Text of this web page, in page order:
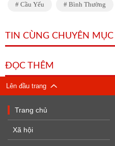
Cầu Yếu Bình Thường
TIN CÙNG CHUYÊN MỤC
ĐỌC THÊM
Lên đầu trang
Trang chủ
Xã hội